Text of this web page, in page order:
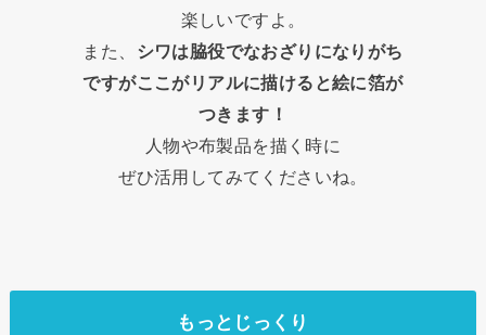
楽しいですよ。
また、 シワは脇役でなおざりになりがち
ですがここがリアルに描けると絵に箔が
つきます！
人物や布製品を描く時に
ぜひ活用してみてくださいね。
もっとじっくり